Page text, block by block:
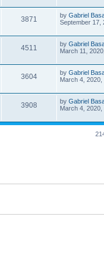
w
t
i
w
t
p
o
t
3871
i
w
s
L
a
t
p
o
t
by Gabriel
September 17,
4511
i
e
w
L
a
t
p
o
t
by Gabriel
March 11,
3604V
i
w
L
a
t
p
o
t
by Gabriel
March 4, 2020,
3908
i
L
a
t
by Gabriel
March 4, 2020,